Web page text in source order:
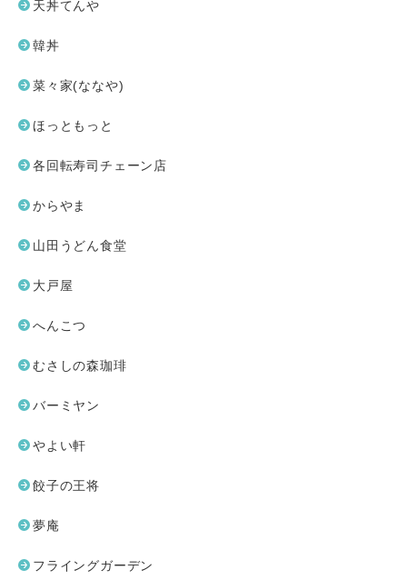
天丼てんや
韓丼
菜々家(ななや)
ほっともっと
各回転寿司チェーン店
からやま
山田うどん食堂
大戸屋
へんこつ
むさしの森珈琲
バーミヤン
やよい軒
餃子の王将
夢庵
フライングガーデン